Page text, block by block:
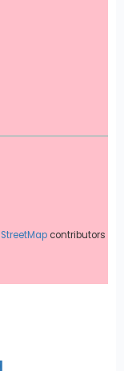
contributors